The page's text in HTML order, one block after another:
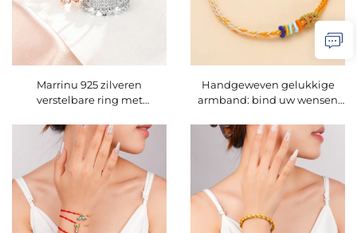
Marrinu 925 zilveren
verstelbare ring met
Handgeweven gelukkige
armband: bind uw wensen